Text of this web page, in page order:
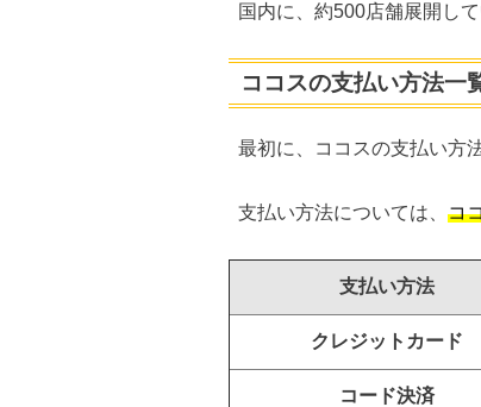
国内に、約500店舗展開して
ココスの支払い方法一
最初に、ココスの支払い方
支払い方法については、 コ
支払い方法
クレジットカード
コード決済